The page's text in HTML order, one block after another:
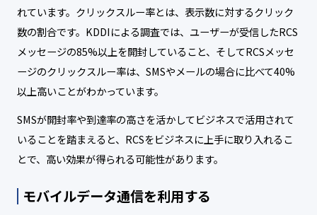
れています。クリックスルー率とは、表示数に対するクリック
数の割合です。KDDIによる調査では、ユーザーが受信したRCS
メッセージの85%以上を開封していること、そしてRCSメッセ
ージのクリックスルー率は、SMSやメールの場合に比べて40%
以上高いことがわかっています。
SMSが開封率や到達率の高さを活かしてビジネスで活用されて
いることを踏まえると、RCSをビジネスに上手に取り入れるこ
とで、高い効果が得られる可能性があります。
モバイルデータ通信を利用する